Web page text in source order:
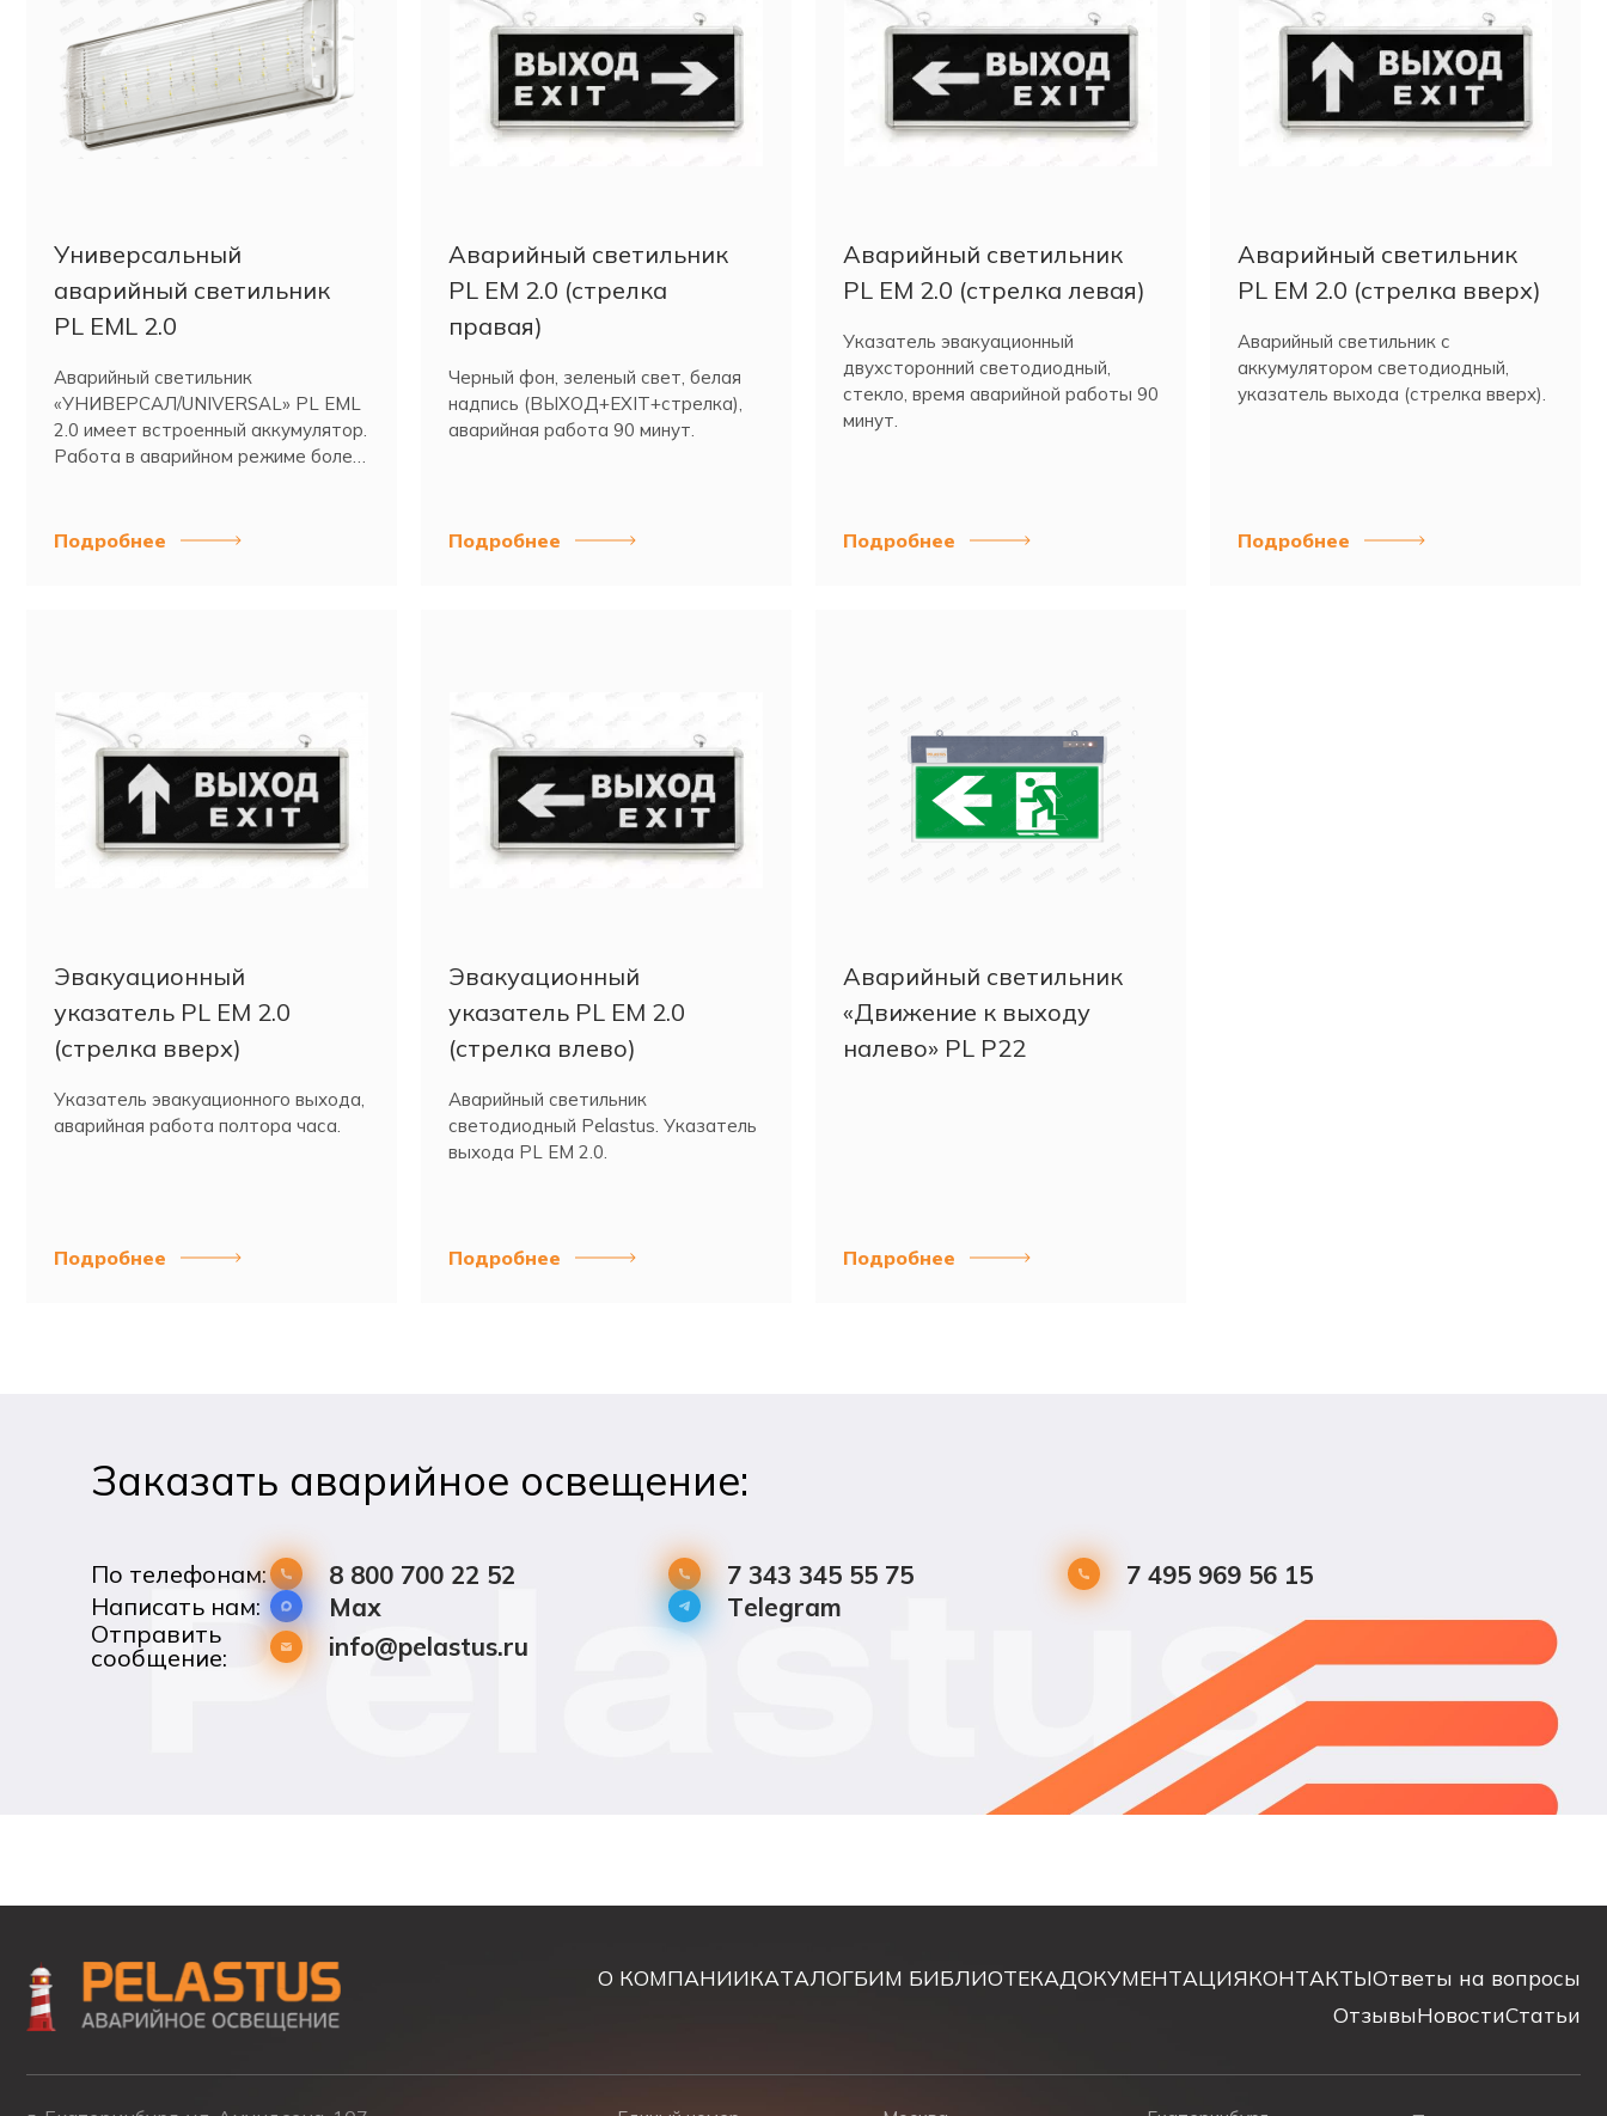
Универсальный
аварийный светильник
PL EML 2.0
Аварийный светильник
«УНИВЕРСАЛ/UNIVERSAL» PL EML
2.0 имеет встроенный аккумулятор.
Работа в аварийном режиме более
Подробнее
Аварийный светильник
PL EM 2.0 (стрелка
правая)
Черный фон, зеленый свет, белая
надпись (ВЫХОД+EXIT+стрелка),
аварийная работа 90 минут.
Подробнее
Аварийный светильник
PL EM 2.0 (стрелка левая)
Указатель эвакуационный
двухсторонний светодиодный,
стекло, время аварийной работы 90
минут.
Подробнее
Аварийный светильник
PL EM 2.0 (стрелка вверх)
Аварийный светильник с
аккумулятором светодиодный,
указатель выхода (стрелка вверх).
Подробнее
Эвакуационный
указатель PL EM 2.0
(стрелка вверх)
Указатель эвакуационного выхода,
аварийная работа полтора часа.
Подробнее
Эвакуационный
указатель PL EM 2.0
(стрелка влево)
Аварийный светильник
светодиодный Pelastus. Указатель
выхода PL EM 2.0.
Подробнее
Аварийный светильник
«Движение к выходу
налево» PL P22
Подробнее
Заказать аварийное освещение:
По телефонам: 8 800 700 22 52 7 343 345 55 75 7 495 969 56 15
Написать нам: Max Telegram
Отправить
сообщение:
info@pelastus.ru
О КОМПАНИИКАТАЛОГБИМ БИБЛИОТЕКАДОКУМЕНТАЦИЯКОНТАКТЫОтветы на вопросы
ОтзывыНовостиСтатьи